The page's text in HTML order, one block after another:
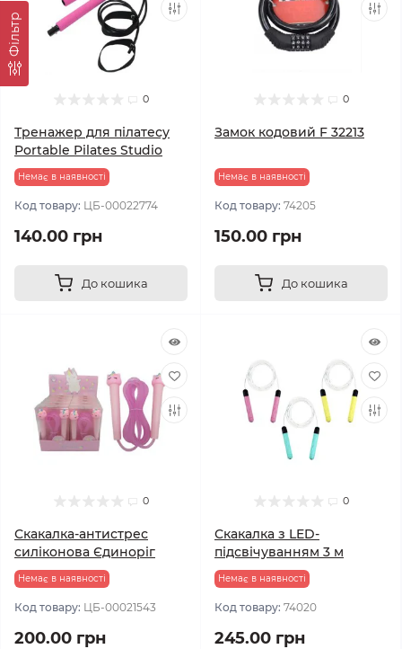
Фільтр
0
Тренажер для пілатесу
Portable Pilates Studio
Немає в наявності
Код товару: ЦБ-00022774
140.00 грн
До кошика
0
Замок кодовий F 32213
Немає в наявності
Код товару: 74205
150.00 грн
До кошика
0
Скакалка-антистрес
силіконова Єдиноріг
Немає в наявності
Код товару: ЦБ-00021543
200.00 грн
0
Скакалка з LED-
підсвічуванням 3 м
Немає в наявності
Код товару: 74020
245.00 грн